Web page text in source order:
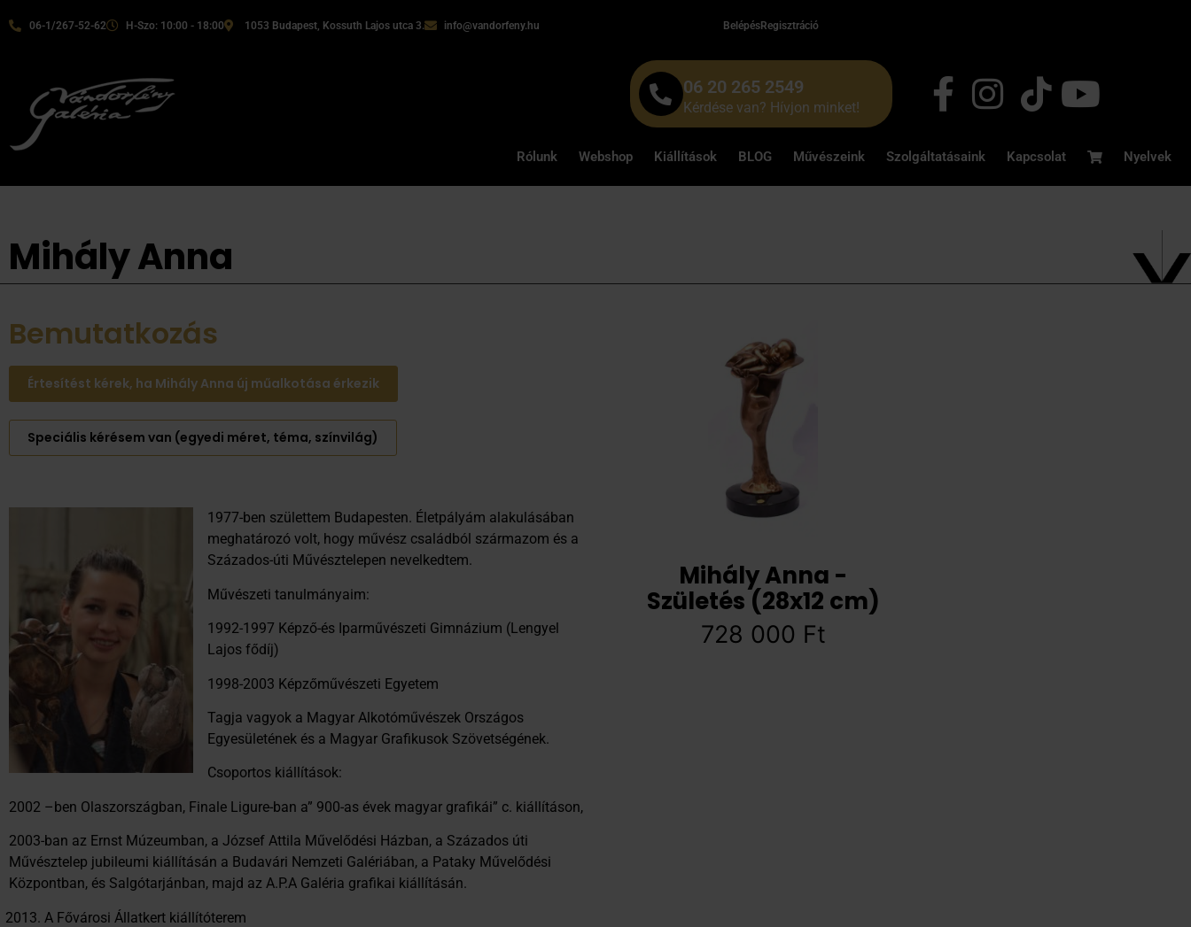
06-1/267-52-62 H-Szo: 10:00 - 18:00 1053 Budapest, Kossuth Lajos utca 3. info@vandorfeny.hu BelépésRegisztráció
06 20 265 2549
Kérdése van? Hívjon minket!
Rólunk Webshop Kiállítások BLOG Művészeink Szolgáltatásaink Kapcsolat Nyelvek
Mihály Anna
Bemutatkozás
Értesítést kérek, ha Mihály Anna új műalkotása érkezik
Speciális kérésem van (egyedi méret, téma, színvilág)
1977-ben születtem Budapesten. Életpályám alakulásában
meghatározó volt, hogy művész családból származom és a
Százados-úti Művésztelepen nevelkedtem.
Művészeti tanulmányaim:
1992-1997 Képző-és Iparművészeti Gimnázium (Lengyel
Lajos fődíj)
1998-2003 Képzőművészeti Egyetem
Tagja vagyok a Magyar Alkotóművészek Országos
Egyesületének és a Magyar Grafikusok Szövetségének.
Csoportos kiállítások:
2002 –ben Olaszországban, Finale Ligure-ban a” 900-as évek magyar grafikái” c. kiállításon,
2003-ban az Ernst Múzeumban, a József Attila Művelődési Házban, a Százados úti
Művésztelep jubileumi kiállításán a Budavári Nemzeti Galériában, a Pataky Művelődési
Központban, és Salgótarjánban, majd az A.P.A Galéria grafikai kiállításán.
A Fővárosi Állatkert kiállítóterem
Mihály Anna -
Születés (28x12 cm)
728 000 Ft